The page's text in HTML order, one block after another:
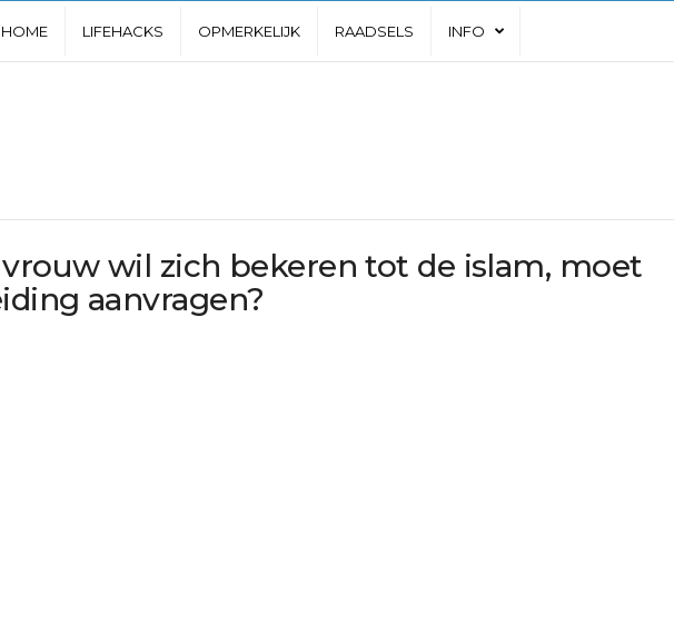
HOME LIFEHACKS OPMERKELIJK RAADSELS INFO
wil zich bekeren tot de islam, moet
aanvragen?